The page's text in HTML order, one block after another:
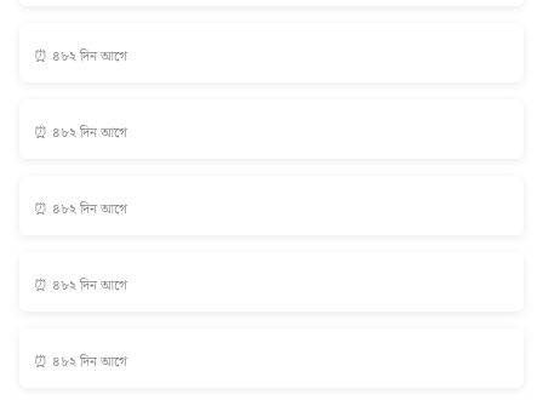
⏰ ৪৮২ দিন আগে
⏰ ৪৮২ দিন আগে
⏰ ৪৮২ দিন আগে
⏰ ৪৮২ দিন আগে
⏰ ৪৮২ দিন আগে